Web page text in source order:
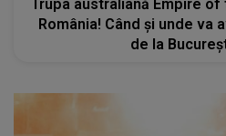
Trupa australiană Empire
România! Când și unde va
de la